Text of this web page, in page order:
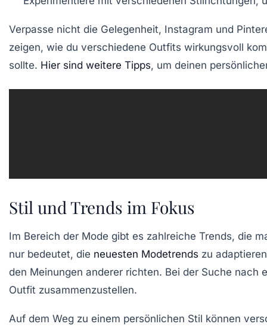
Verpasse nicht die Gelegenheit, Instagram und
zeigen, wie du verschiedene Outfits wirkungsvoll
sollte. Hier sind weitere Tipps, um deinen
Stil und Trends im Fokus
Im Bereich der Mode gibt es zahlreiche Trends, die
nur bedeutet, die neuesten Modetrends zu
den Meinungen anderer richten. Bei der Suche nach
Outfit zusammenzustellen.
Auf dem Weg zu einem persönlichen Stil können